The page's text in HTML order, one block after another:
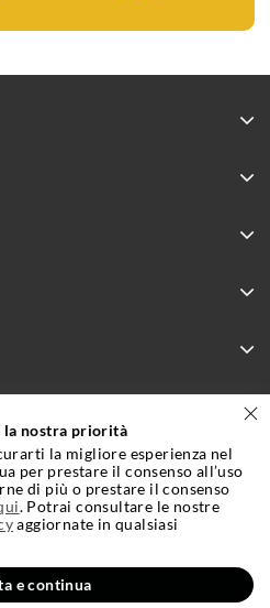
vendite con Bilivin.it
di Vendita Cookie Policy
Credits
la nostra priorità
la migliore esperienza nel
per prestare il consenso all’uso
di più o prestare il consenso
. Potrai consultare le nostre
aggiornate in qualsiasi
e continua